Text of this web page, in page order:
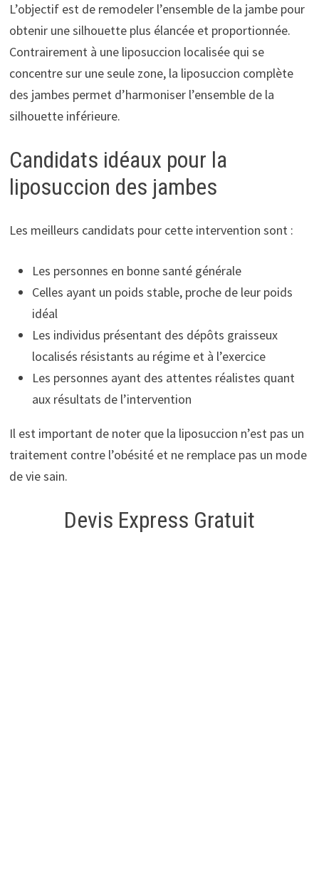
L’objectif est de remodeler l’ensemble de la jambe pour
obtenir une silhouette plus élancée et proportionnée.
Contrairement à une liposuccion localisée qui se
concentre sur une seule zone, la liposuccion complète
des jambes permet d’harmoniser l’ensemble de la
silhouette inférieure.
Candidats idéaux pour la
liposuccion des jambes
Les meilleurs candidats pour cette intervention sont :
Les personnes en bonne santé générale
Celles ayant un poids stable, proche de leur poids
idéal
Les individus présentant des dépôts graisseux
localisés résistants au régime et à l’exercice
Les personnes ayant des attentes réalistes quant
aux résultats de l’intervention
Il est important de noter que la liposuccion n’est pas un
traitement contre l’obésité et ne remplace pas un mode
de vie sain.
Devis Express Gratuit